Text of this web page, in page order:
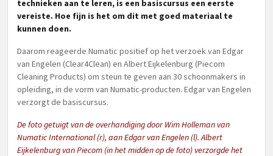
technieken aan te leren, is een basiscursus een eerste
vereiste. Hoe fijn is het om dit met goed materiaal te
kunnen doen.
Daarom reageerde Numatic positief op het verzoek van Edgar
van Engelen (Clear4Clean) en Albert Eijkelenburg (Piecom
Cleaning Products) om steun te geven aan 30 schoonmakers in
opleiding, in de vorm van Numatic-producten. Edgar van Engelen
verzorgt de basiscursus.
De foto getuigt van de overhandiging door Wim Holleman van
Numatic International (r), aan Edgar van Engelen (l). Albert
Eijkelenburg van Piecom (in het midden op de foto) verzorgde het